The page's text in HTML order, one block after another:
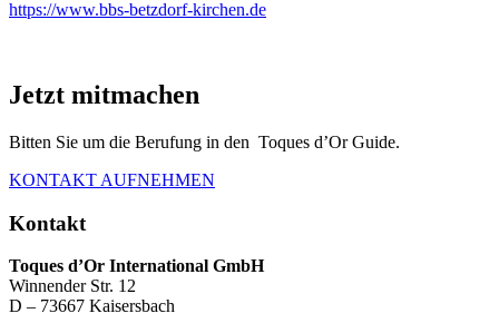
https://www.bbs-betzdorf-kirchen.de
Jetzt mitmachen
Bitten Sie um die Berufung in den Toques d’Or Guide.
KONTAKT AUFNEHMEN
Kontakt
Toques d’Or International GmbH
Winnender Str. 12
D – 73667 Kaisersbach